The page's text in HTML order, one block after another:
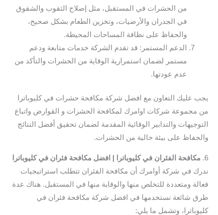
من الحشرات في المستقبل، مثل إصلاح الثقوب والشقوق
في الجدران والأرضيات، وتخزين الطعام بشكل صحيح،
والحفاظ على نظافة المساحات المحيطة.
الدعم المستمر: قد تقدم الشركة خدمات متابعة ودعم
مستمر لضمان استمرارية الوقاية من الحشرات والتأكد من
عدم عودتها.
يجب عليك التعاون مع افضل شركة مكافحة حشرات في كليوباترا
من مجموعة شركات اوامرك لمكافحة الحشرات و القوارض واتباع
التوجيهات والتدابير الوقائية المقدمة لضمان تحقيق أفضل النتائج
والحفاظ على بيئة خالية من الحشرات.
6. مكافحة الفئران في كليوباترا | افضل مكافحة فئران في كليوباترا
ندرك في شركة أوامرك أن مكافحة الفئران تتطلب استراتيجيات
فعالة ومتعددة للتخلص منها والوقاية منها في المستقبل. هناك عدة
طرق شائعة نستخدمها في افضل شركة مكافحة فئران في
كليوباترا، وتشمل ما يلي: